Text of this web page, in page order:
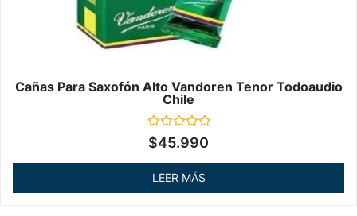
Cañas Para Saxofón Alto Vandoren Tenor Todoaudio
Chile
Valorado
en
de
$45.990
LEER MÁS